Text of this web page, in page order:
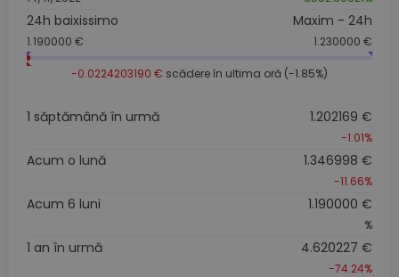
24h baixissimo
1.190000 €
Maxim - 24h
1.230000 €
-0.0224203190 € scădere în ultima oră (-1.85%)
1 săptămână în urmă 1.202169 €
-1.01%
Acum o lună 1.346998 €
-11.66%
Acum 6 luni 1.190000 €
%
1 an în urmă 4.620227 €
-74.24%